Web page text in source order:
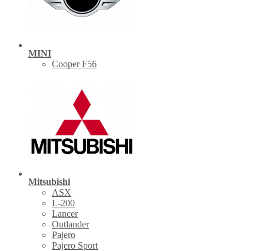
MINI
Cooper F56
Mitsubishi
ASX
L-200
Lancer
Outlander
Pajero
Pajero Sport